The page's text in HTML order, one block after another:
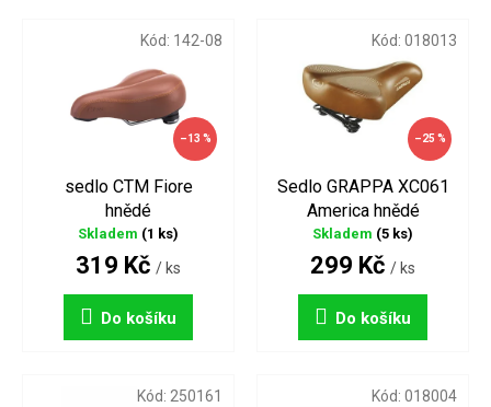
–13 %
sedlo CTM Fiore
hnědé
Skladem (1 ks)
319 Kč / ks
Do košíku
Kód: 142-08
–25 %
Sedlo GRAPPA XC061
America hnědé
Skladem (5 ks)
299 Kč / ks
Do košíku
Kód: 018013
Kód: 250161 Kód: 018004